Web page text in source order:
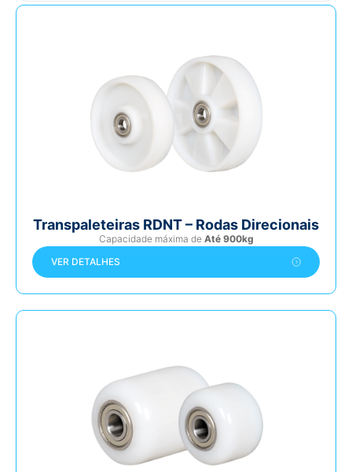
Transpaleteiras RDNT – Rodas Direcionais
Capacidade máxima de Até 900kg
VER DETALHES